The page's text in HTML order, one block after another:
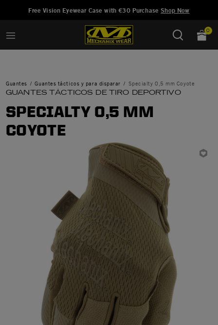
Free Vision Eyewear Case with €30 PurchaseShop Now
0
Guantes Guantes tácticos y para disparar Specialty 0,5 mm Coyote
GUANTES TÁCTICOS DE TIRO DEPORTIVO
SPECIALTY 0,5 MM
COYOTE
Añadido a Gestionar Lista de Deseos